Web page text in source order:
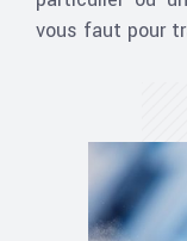
vous faut pour